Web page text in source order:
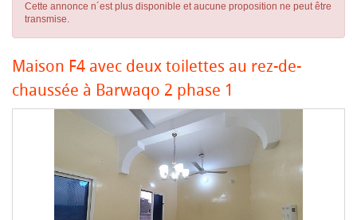
Cette annonce n´est plus disponible et aucune proposition ne peut être
transmise.
Maison F4 avec deux toilettes au rez-de-
chaussée à Barwaqo 2 phase 1